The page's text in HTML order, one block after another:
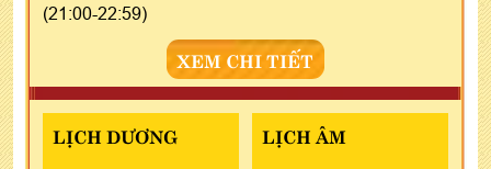
(21:00-22:59)
XEM CHI TIẾT
LỊCH DƯƠNG LỊCH ÂM